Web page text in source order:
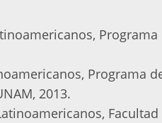
Programa
2013.